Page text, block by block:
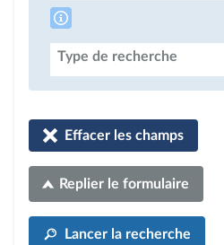
Type de recherche
Effacer les champs
Replier le formulaire
Lancer la recherche